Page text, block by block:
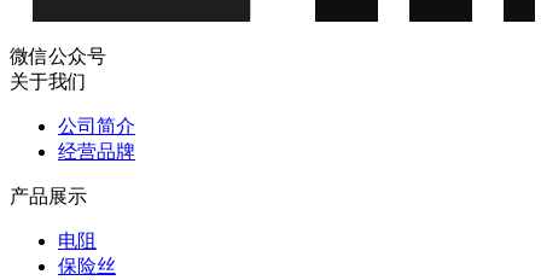
微信公众号
关于我们
公司简介
经营品牌
产品展示
电阻
保险丝